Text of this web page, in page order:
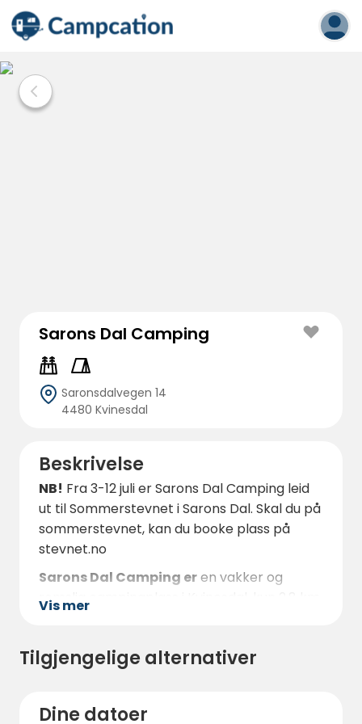
Sarons Dal Camping
Saronsdalvegen 14
4480 Kvinesdal
Beskrivelse
NB! Fra 3-12 juli er Sarons Dal Camping leid
ut til Sommerstevnet i Sarons Dal. Skal du på
sommerstevnet, kan du booke plass på
stevnet.no
Sarons Dal Camping eren vakker og
romslig campingplass i Kvinesdal, kun 2,8 km
Campingplassen har over 300 plasser for
det vakre landskapet. Når du kommer kan
Vis mer
Tilgjengelige alternativer
Dine datoer